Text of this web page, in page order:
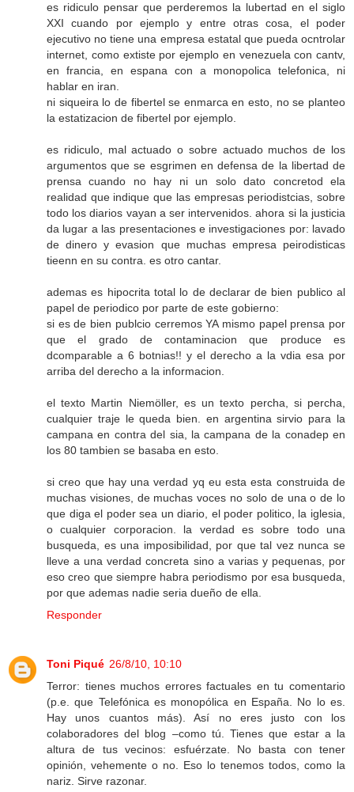
es ridiculo pensar que perderemos la lubertad en el siglo
XXI cuando por ejemplo y entre otras cosa, el poder
ejecutivo no tiene una empresa estatal que pueda ocntrolar
internet, como extiste por ejemplo en venezuela con cantv,
en francia, en espana con a monopolica telefonica, ni
hablar en iran.
ni siqueira lo de fibertel se enmarca en esto, no se planteo
la estatizacion de fibertel por ejemplo.
es ridiculo, mal actuado o sobre actuado muchos de los
argumentos que se esgrimen en defensa de la libertad de
prensa cuando no hay ni un solo dato concretod ela
realidad que indique que las empresas periodistcias, sobre
todo los diarios vayan a ser intervenidos. ahora si la justicia
da lugar a las presentaciones e investigaciones por: lavado
de dinero y evasion que muchas empresa peirodisticas
tieenn en su contra. es otro cantar.
ademas es hipocrita total lo de declarar de bien publico al
papel de periodico por parte de este gobierno:
si es de bien publcio cerremos YA mismo papel prensa por
que el grado de contaminacion que produce es
dcomparable a 6 botnias!! y el derecho a la vdia esa por
arriba del derecho a la informacion.
el texto Martin Niemöller, es un texto percha, si percha,
cualquier traje le queda bien. en argentina sirvio para la
campana en contra del sia, la campana de la conadep en
los 80 tambien se basaba en esto.
si creo que hay una verdad yq eu esta esta construida de
muchas visiones, de muchas voces no solo de una o de lo
que diga el poder sea un diario, el poder politico, la iglesia,
o cualquier corporacion. la verdad es sobre todo una
busqueda, es una imposibilidad, por que tal vez nunca se
lleve a una verdad concreta sino a varias y pequenas, por
eso creo que siempre habra periodismo por esa busqueda,
por que ademas nadie seria dueño de ella.
Responder
Toni Piqué 26/8/10, 10:10
Terror: tienes muchos errores factuales en tu comentario
(p.e. que Telefónica es monopólica en España. No lo es.
Hay unos cuantos más). Así no eres justo con los
colaboradores del blog –como tú. Tienes que estar a la
altura de tus vecinos: esfuérzate. No basta con tener
opinión, vehemente o no. Eso lo tenemos todos, como la
nariz. Sirve razonar.